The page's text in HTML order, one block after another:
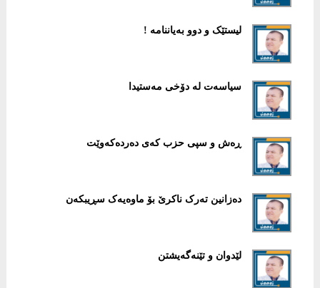
لیستێک و دوو بەیاننامە !
سیاسەت لە دۆخی مەستیدا
ڕەش و سپی حزب کەی دەردەکەوێت
دەزانین تەرک ناکرێ بۆ ماوەیەک سڕیبکەن
لێدوان و تێنەگەیشتن